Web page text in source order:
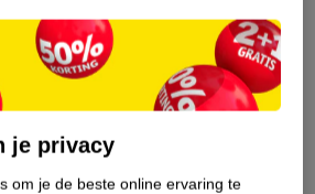
je privacy
om je de beste online ervaring te